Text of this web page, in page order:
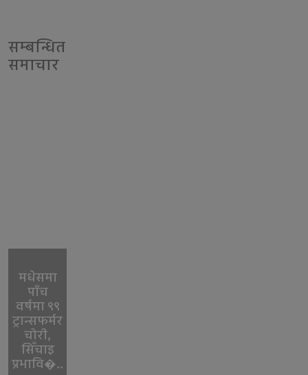
सम्बन्धित
समाचार
मधेसमा
पाँच
वर्षमा ९९
ट्रान्सफर्मर
चोरी,
सिँचाइ
प्रभावि�..